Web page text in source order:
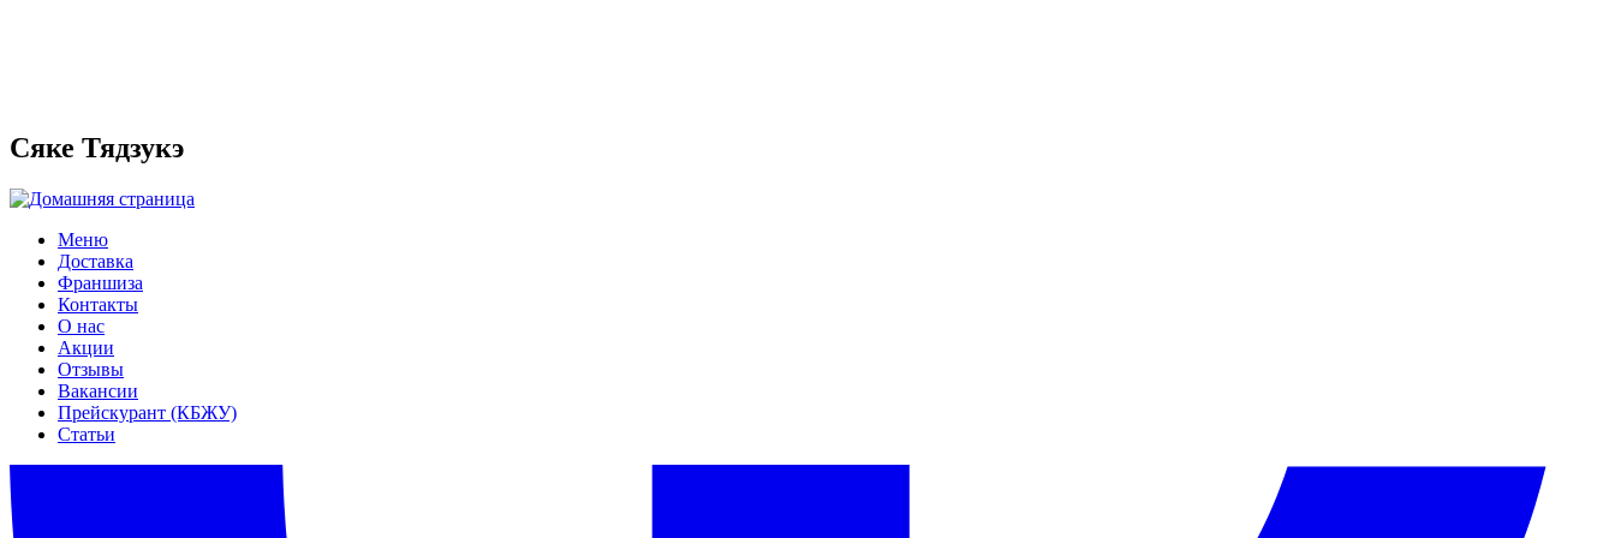
Сяке Тядзукэ
Меню
Доставка
Франшиза
Контакты
О нас
Акции
Отзывы
Вакансии
Прейскурант (КБЖУ)
Статьи